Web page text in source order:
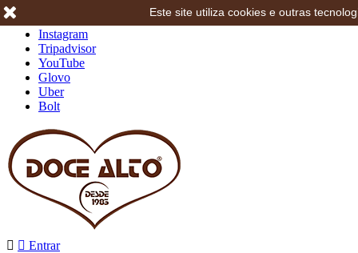
Instagram
Tripadvisor
YouTube
Glovo
Uber
Bolt
  Entrar
Este site utiliza cookies e outras